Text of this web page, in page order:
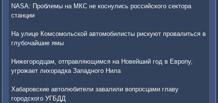
NASA: Проблемы на МКС не коснулись российского сектора
станции
На улице Комсомольской автомобилисты рискуют провалиться в
глубочайшие ямы
Нижегородцам, отправляющимся на Новейший год в Европу,
угрожает лихорадка Западного Нила
Хабаровские автолюбители завалили вопросцами главу
городского УГБДД